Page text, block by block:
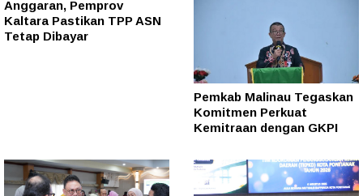
Anggaran, Pemprov
Kaltara Pastikan TPP ASN
Tetap Dibayar
Pemkab Malinau Tegaskan
Komitmen Perkuat
Kemitraan dengan GKPI